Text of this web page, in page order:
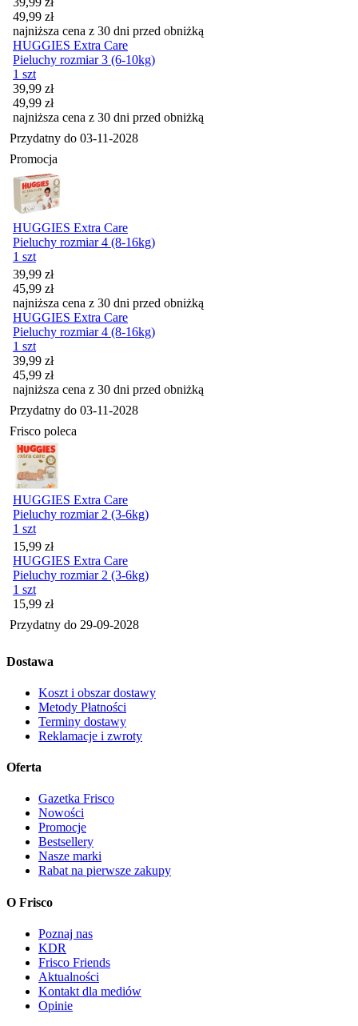
49,99 zł
najniższa cena z 30 dni przed obniżką
HUGGIES Extra Care
Pieluchy rozmiar 3 (6-10kg)
1 szt
Cena promocyjna
39,99 zł
49,99 zł
najniższa cena z 30 dni przed obniżką
Przydatny do 03-11-2028
Promocja
HUGGIES Extra Care
Pieluchy rozmiar 4 (8-16kg)
1 szt
Cena promocyjna
39,99 zł
45,99 zł
najniższa cena z 30 dni przed obniżką
HUGGIES Extra Care
Pieluchy rozmiar 4 (8-16kg)
1 szt
Cena promocyjna
39,99 zł
45,99 zł
najniższa cena z 30 dni przed obniżką
Przydatny do 03-11-2028
Frisco poleca
HUGGIES Extra Care
Pieluchy rozmiar 2 (3-6kg)
1 szt
Cena
15,99 zł
HUGGIES Extra Care
Pieluchy rozmiar 2 (3-6kg)
1 szt
Cena
15,99 zł
Przydatny do 29-09-2028
Dostawa
Koszt i obszar dostawy
Metody Płatności
Terminy dostawy
Reklamacje i zwroty
Oferta
Gazetka Frisco
Nowości
Promocje
Bestsellery
Nasze marki
Rabat na pierwsze zakupy
O Frisco
Poznaj nas
KDR
Frisco Friends
Aktualności
Kontakt dla mediów
Opinie